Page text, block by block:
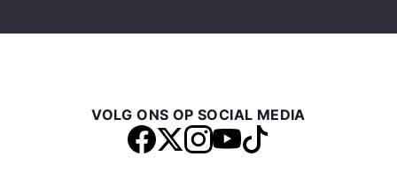
VOLG ONS OP SOCIAL MEDIA